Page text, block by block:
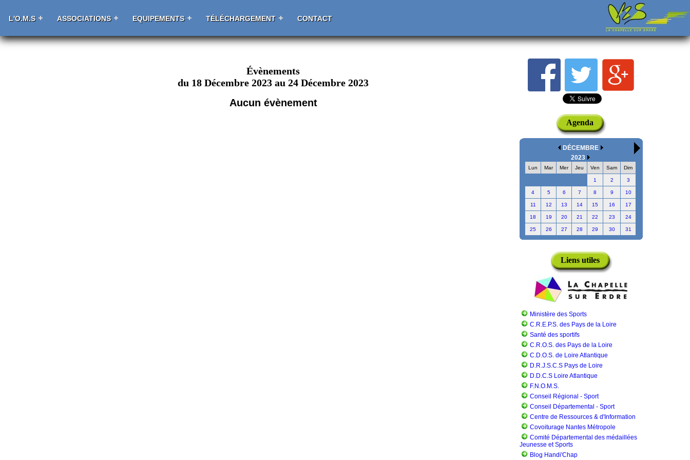
L'O.M.S ASSOCIATIONS EQUIPEMENTS TÉLÉCHARGEMENT CONTACT
Évènements
du 18 Décembre 2023 au 24 Décembre 2023
Aucun évènement
Agenda
DÉCEMBRE
2023
Lun Mar Mer Jeu Ven Sam Dim
1 2 3
4 5 6 7 8 9 10
11 12 13 14 15 16 17
18 19 20 21 22 23 24
25 26 27 28 29 30 31
Liens utiles
Ministère des Sports
C.R.E.P.S. des Pays de la Loire
Santé des sportifs
C.R.O.S. des Pays de la Loire
C.D.O.S. de Loire Atlantique
D.R.J.S.C.S Pays de Loire
D.D.C.S Loire Atlantique
F.N.O.M.S.
Conseil Régional - Sport
Conseil Départemental - Sport
Centre de Ressources & d'Information
Covoiturage Nantes Métropole
Comité Départemental des médaillées
Jeunesse et Sports
Blog Handi'Chap